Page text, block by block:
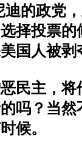
迪的政党
择投票
国人被剥
民主，
吗？当
候。